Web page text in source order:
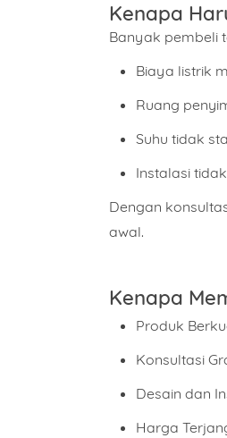
Kenapa
Banyak pembeli
Biaya listrik
Ruang
Suhu tidak
Instalasi
Dengan
awal.
Kenapa
Produk
Konsultasi
Desain dan
Harga